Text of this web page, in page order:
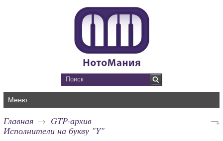
Меню
Главная
GTP-архив
Исполнители на букву "Y"